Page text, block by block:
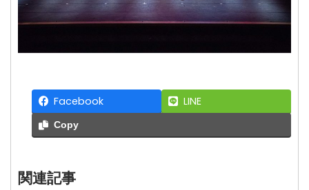
Facebook LINE
Copy
関連記事